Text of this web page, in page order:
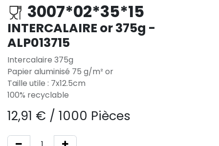
3007*02*35*15
INTERCALAIRE or 375g -
ALP013715
Intercalaire 375g
Papier aluminisé 75 g/m² or
Taille utile : 7x12.5cm
100% recyclable
12,91 € / 1000 Pièces